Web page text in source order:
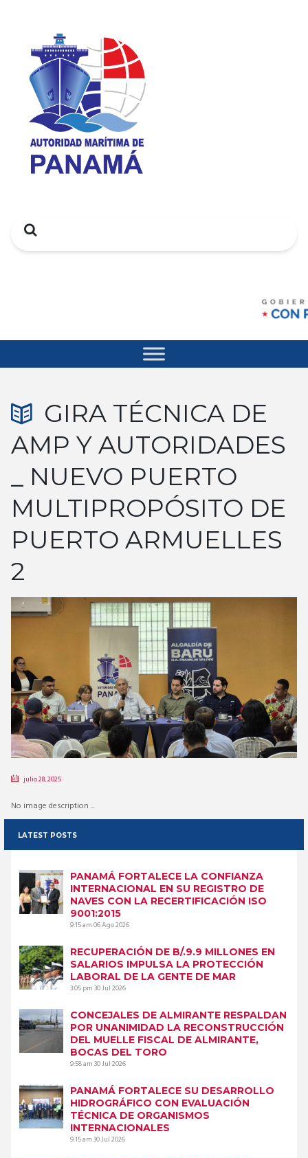
Search
GIRA TÉCNICA DE
AMP Y AUTORIDADES
_ NUEVO PUERTO
MULTIPROPÓSITO DE
PUERTO ARMUELLES
2
julio 28, 2025
No image description ...
LATEST POSTS
PANAMÁ FORTALECE LA CONFIANZA
INTERNACIONAL EN SU REGISTRO DE
NAVES CON LA RECERTIFICACIÓN ISO
9001:2015
9:15 am06 Ago 2026
RECUPERACIÓN DE B/.9.9 MILLONES EN
SALARIOS IMPULSA LA PROTECCIÓN
LABORAL DE LA GENTE DE MAR
3:05 pm30 Jul 2026
CONCEJALES DE ALMIRANTE RESPALDAN
POR UNANIMIDAD LA RECONSTRUCCIÓN
DEL MUELLE FISCAL DE ALMIRANTE,
BOCAS DEL TORO
9:58 am30 Jul 2026
PANAMÁ FORTALECE SU DESARROLLO
HIDROGRÁFICO CON EVALUACIÓN
TÉCNICA DE ORGANISMOS
INTERNACIONALES
9:15 am30 Jul 2026